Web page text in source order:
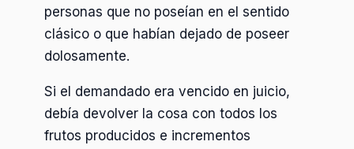
personas que no poseían en el sentido
clásico o que habían dejado de poseer
dolosamente.
Si el demandado era vencido en juicio,
debía devolver la cosa con todos los
frutos producidos e incrementos